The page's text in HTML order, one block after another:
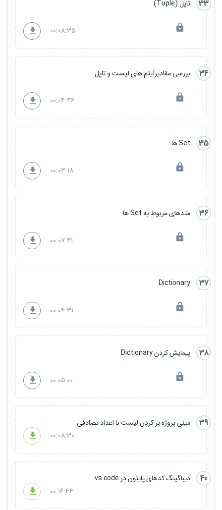
33 تاپل (Tuple)
00:08:35
34 بررسی مقادیرآیتم های لیست و تاپل
00:04:46
35 Set ها
00:03:18
36 متدهای مربوط به Set ها
00:07:41
37
Dictionary
00:04:31
38 پیمایش کردن Dictionary
00:05:00
39
مینی پروژه پر کردن لیست با اعداد تصادفی
00:08:30
40
دیباگینگ کدهای پایتون در vs code
00:16:44